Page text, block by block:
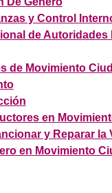
y Control
de Autoridades
de Movimiento
en
y Reparar la
en Movimiento